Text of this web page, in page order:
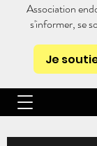
Je
Association
s'informer, se